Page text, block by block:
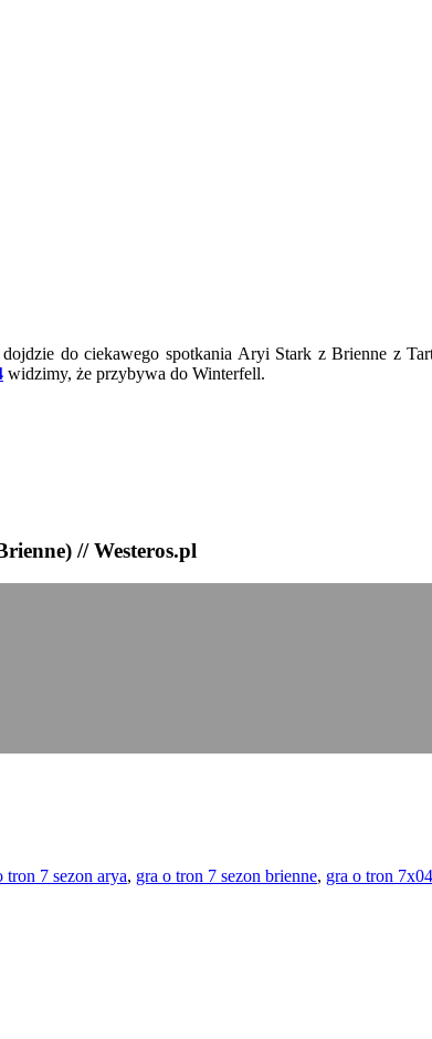
do ciekawego spotkania Aryi Stark z Brienne z
widzimy, że przybywa do Winterfell.
// Westeros.pl
tron 7 sezon arya, gra o tron 7 sezon brienne, gra o tron 7x04